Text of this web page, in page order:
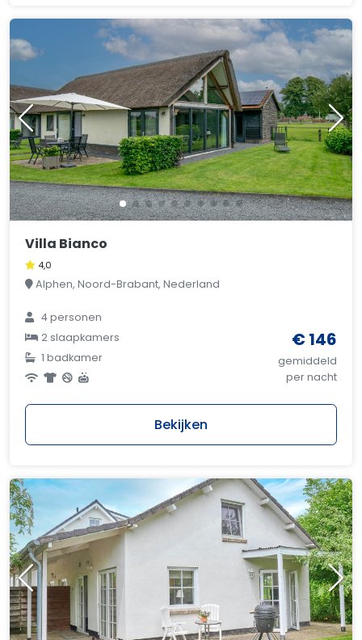
Villa Bianco
4,0
Alphen, Noord-Brabant, Nederland
4 personen
2 slaapkamers
1 badkamer
€ 146
gemiddeld
per nacht
Bekijken